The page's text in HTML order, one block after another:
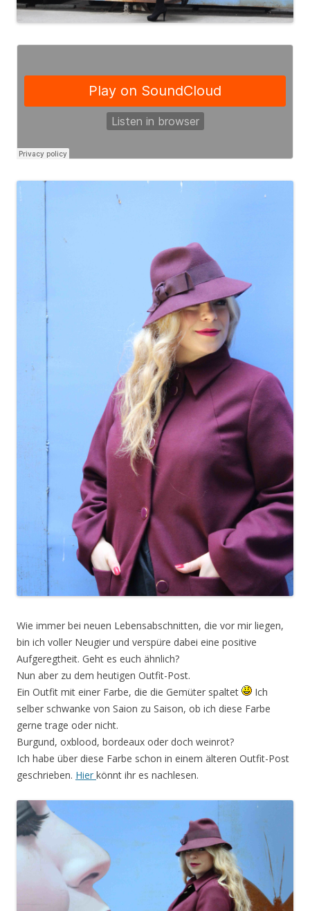
Wie immer bei neuen Lebensabschnitten, die vor mir liegen,
bin ich voller Neugier und verspüre dabei eine positive
Aufgeregtheit. Geht es euch ähnlich?
Nun aber zu dem heutigen Outfit-Post.
Ein Outfit mit einer Farbe, die die Gemüter spaltet
Ich
selber schwanke von Saion zu Saison, ob ich diese Farbe
gerne trage oder nicht.
Burgund, oxblood, bordeaux oder doch weinrot?
Ich habe über diese Farbe schon in einem älteren Outfit-Post
geschrieben. Hier könnt ihr es nachlesen.